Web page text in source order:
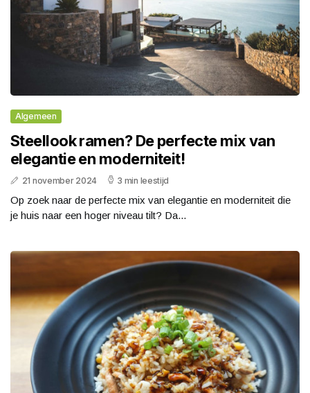
Algemeen
Steellook ramen? De perfecte mix van
elegantie en moderniteit!
21 november 2024 3 min leestijd
Op zoek naar de perfecte mix van elegantie en moderniteit die
je huis naar een hoger niveau tilt? Da...